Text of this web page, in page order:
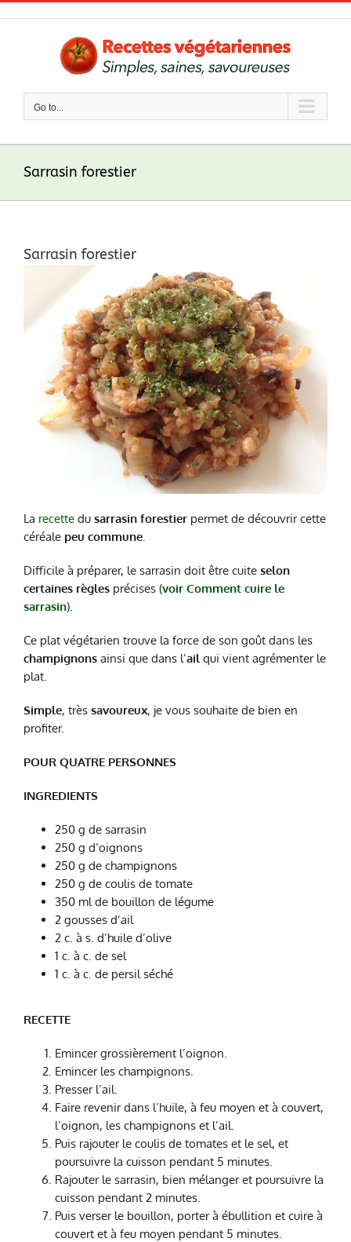
Go to...
Sarrasin forestier
Sarrasin forestier
La recette du sarrasin forestier permet de découvrir cette
céréale peu commune.
Difficile à préparer, le sarrasin doit être cuite selon
certaines règles précises (voir Comment cuire le
sarrasin).
Ce plat végétarien trouve la force de son goût dans les
champignons ainsi que dans l’ailqui vient agrémenter le
plat.
Simple, très savoureux, je vous souhaite de bien en
profiter.
POUR QUATRE PERSONNES
INGREDIENTS
250 g de sarrasin
250 g d’oignons
250 g de champignons
250 g de coulis de tomate
350 ml de bouillon de légume
2 gousses d’ail
2 c. à s. d’huile d’olive
1 c. à c. de sel
1 c. à c. de persil séché
RECETTE
Emincer grossièrement l’oignon.
Emincer les champignons.
Presser l’ail.
Faire revenir dans l’huile, à feu moyen et à couvert,
l’oignon, les champignons et l’ail.
Puis rajouter le coulis de tomates et le sel, et
poursuivre la cuisson pendant 5 minutes.
Rajouter le sarrasin, bien mélanger et poursuivre la
cuisson pendant 2 minutes.
Puis verser le bouillon, porter à ébullition et cuire à
couvert et à feu moyen pendant 5 minutes.